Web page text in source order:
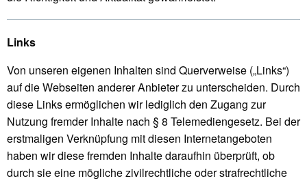
Links
Von unseren eigenen Inhalten sind Querverweise („Links“)
auf die Webseiten anderer Anbieter zu unterscheiden. Durch
diese Links ermöglichen wir lediglich den Zugang zur
Nutzung fremder Inhalte nach § 8 Telemediengesetz. Bei der
erstmaligen Verknüpfung mit diesen Internetangeboten
haben wir diese fremden Inhalte daraufhin überprüft, ob
durch sie eine mögliche zivilrechtliche oder strafrechtliche